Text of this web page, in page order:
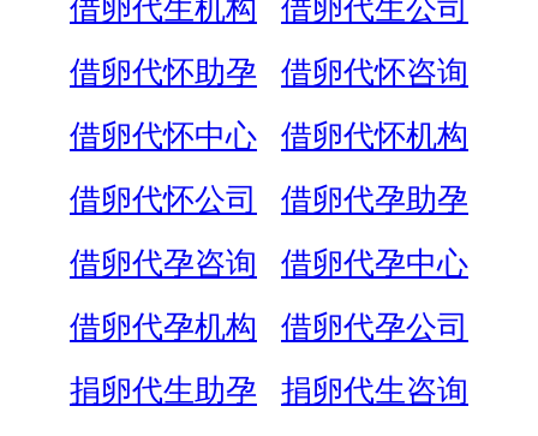
借卵代生机构
借卵代生公司
借卵代怀助孕
借卵代怀咨询
借卵代怀中心
借卵代怀机构
借卵代怀公司
借卵代孕助孕
借卵代孕咨询
借卵代孕中心
借卵代孕机构
借卵代孕公司
捐卵代生助孕
捐卵代生咨询